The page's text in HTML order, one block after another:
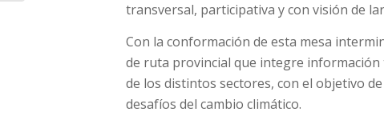
transversal, participativa y con visión de
Con la conformación de esta mesa
de ruta provincial que integre
de los distintos sectores, con el objetivo
desafíos del cambio climático.